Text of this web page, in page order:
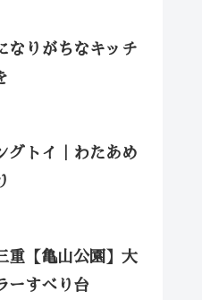
なりがちなキッチ
グトイ｜わたあめ
重【亀山公園】大
ーすべり台